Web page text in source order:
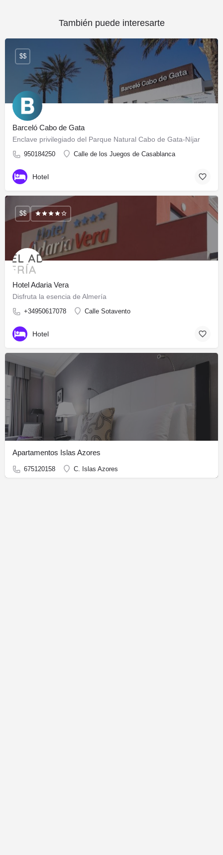
También puede interesarte
Barceló Cabo de Gata
Enclave privilegiado del Parque Natural Cabo de Gata-Níjar
950184250 Calle de los Juegos de Casablanca
$$
Hotel
Hotel Adaria Vera
Disfruta la esencia de Almería
+34950617078 Calle Sotavento
$$
Hotel
Apartamentos Islas Azores
675120158 C. Islas Azores